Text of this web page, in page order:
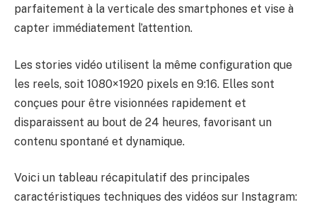
parfaitement à la verticale des smartphones et vise à
capter immédiatement l’attention.
Les stories vidéo utilisent la même configuration que
les reels, soit 1080×1920 pixels en 9:16. Elles sont
conçues pour être visionnées rapidement et
disparaissent au bout de 24 heures, favorisant un
contenu spontané et dynamique.
Voici un tableau récapitulatif des principales
caractéristiques techniques des vidéos sur Instagram: